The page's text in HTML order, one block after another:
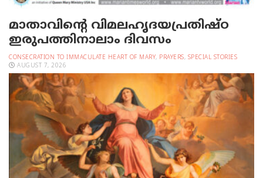
മാതാവിന്റെ വിമലഹൃദയപ്രതിഷ്ഠ
ഇരുപത്തിനാലാം ദിവസം
CONSECRATION TO IMMACULATE HEART OF MARY, PRAYERS, SPECIAL STORIES
AUGUST 7, 2026